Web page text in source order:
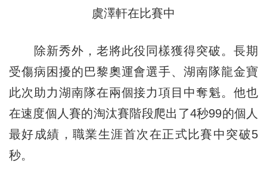
虞澤軒在比賽中
除新秀外，老將此役同樣獲得突破。長期
受傷病困擾的巴黎奧運會選手、湖南隊龍金寶
此次助力湖南隊在兩個接力項目中奪魁。他也
在速度個人賽的淘汰賽階段爬出了4秒99的個人
最好成績，職業生涯首次在正式比賽中突破5
秒。